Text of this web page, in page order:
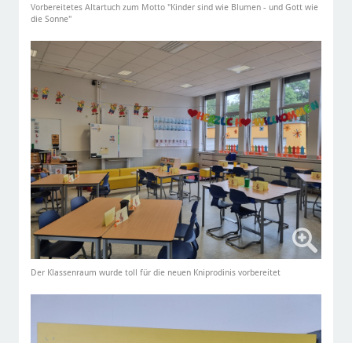
Vorbereitetes Altartuch zum Motto "Kinder sind wie Blumen - und Gott wie
die Sonne"
Der Klassenraum wurde toll für die neuen Kniprodinis vorbereitet